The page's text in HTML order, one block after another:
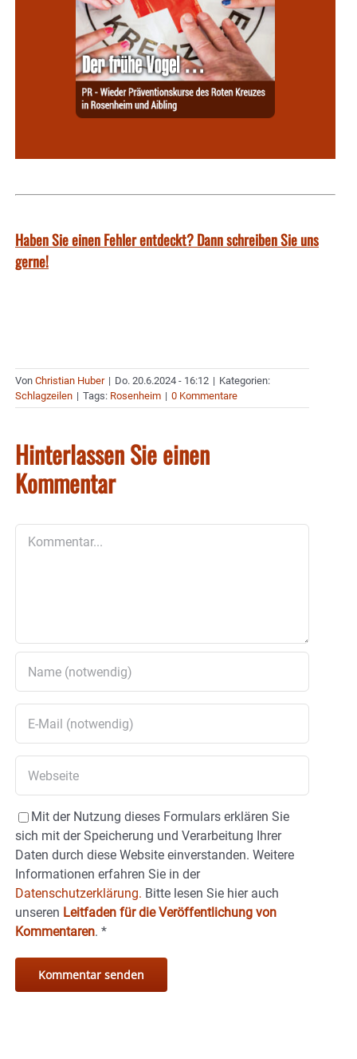
Haben Sie einen Fehler entdeckt? Dann schreiben Sie uns
gerne!
Von Christian Huber | Do. 20.6.2024 - 16:12 | Kategorien:
Schlagzeilen | Tags: Rosenheim | 0 Kommentare
Hinterlassen Sie einen
Kommentar
Mit der Nutzung dieses Formulars erklären Sie
sich mit der Speicherung und Verarbeitung Ihrer
Daten durch diese Website einverstanden. Weitere
Informationen erfahren Sie in der
Datenschutzerklärung. Bitte lesen Sie hier auch
unseren Leitfaden für die Veröffentlichung von
Kommentaren. *